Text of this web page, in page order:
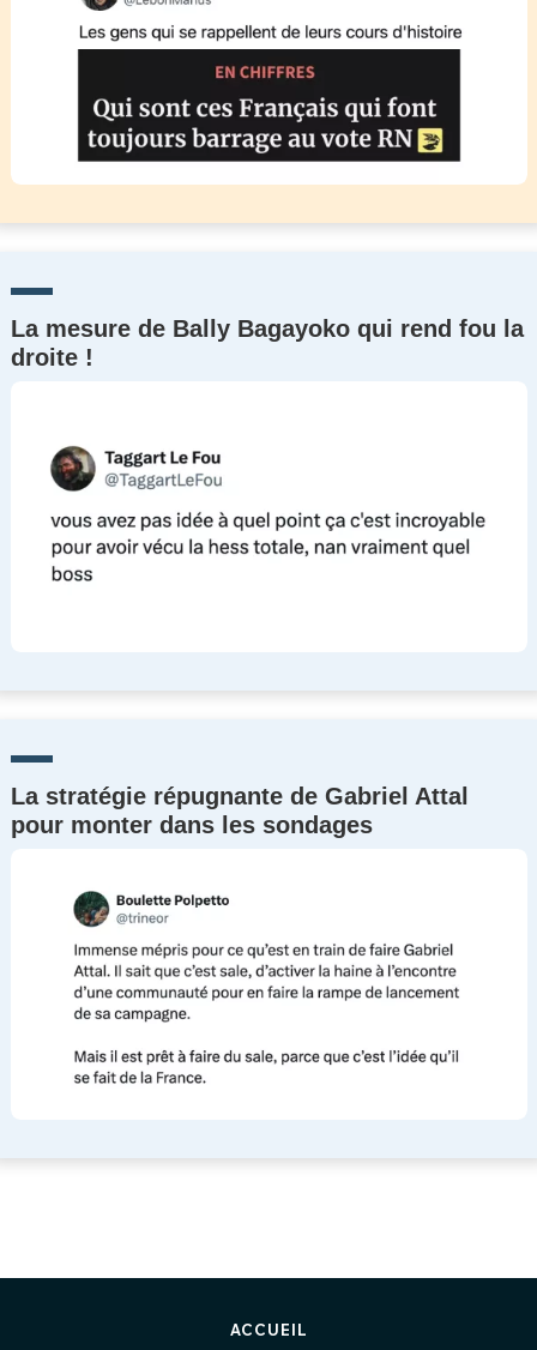
La mesure de Bally Bagayoko qui rend fou la
droite !
La stratégie répugnante de Gabriel Attal
pour monter dans les sondages
ACCUEIL